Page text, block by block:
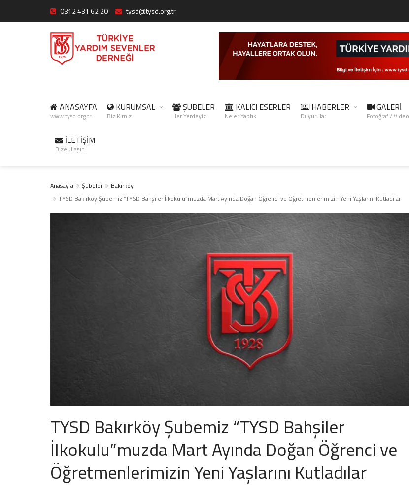
0312 431 62 20 tysd@tysd.org.tr
ANASAYFA
www.tysd.org.tr
KURUMSAL
Biz Kimiz
ŞUBELER
Her Yerdeyiz
KALICI ESERLER
Neler Yaptık
HABERLER
Duyurular
GALERİ
Fotoğraf / Video
İLETİŞİM
Bize Ulaşın
Anasayfa Şubeler
Bakırköy
TYSD Bakırköy Şubemiz “TYSD Bahşiler İlkokulu”muzda Mart Ayında Doğan Öğrenci ve Öğretmenlerimizin Yeni Yaşlarını Kutladılar
TYSD Bakırköy Şubemiz “TYSD Bahşiler
İlkokulu”muzda Mart Ayında Doğan Öğrenci ve
Öğretmenlerimizin Yeni Yaşlarını Kutladılar